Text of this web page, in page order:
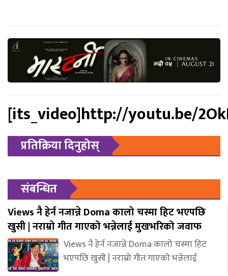
[its_video]http://youtu.be/
प्रतिक्रिया दिनुहोस्
संबन्धित
Views नै हेर्न नजान्ने Doma कालो चस्मा हिट भएपछि
खुसी | नराम्रो गीत गाएको भन्नेलाई मुखभरिको जवाफ
Views नै हेर्न नजान्ने Doma कालो चस्मा हिट
भएपछि खुसी | नराम्रो गीत गाएको भन्नेलाई